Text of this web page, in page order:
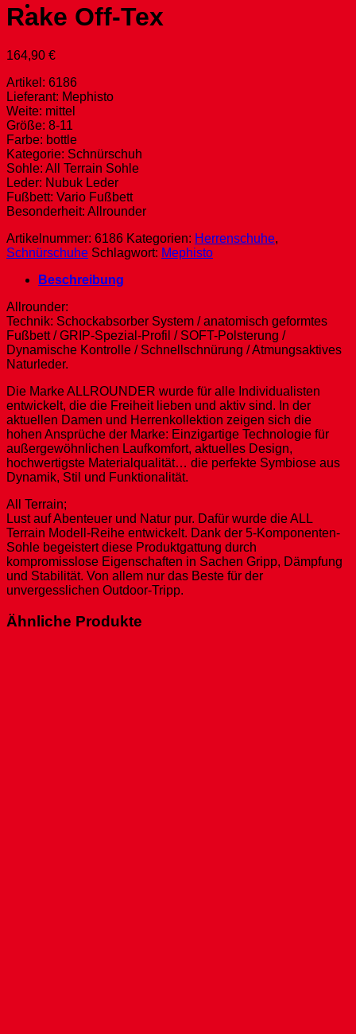
Rake Off-Tex
164,90 €
Artikel: 6186
Lieferant: Mephisto
Weite: mittel
Größe: 8-11
Farbe: bottle
Kategorie: Schnürschuh
Sohle: All Terrain Sohle
Leder: Nubuk Leder
Fußbett: Vario Fußbett
Besonderheit: Allrounder
Artikelnummer: 6186 Kategorien: Herrenschuhe,
Schnürschuhe Schlagwort: Mephisto
Beschreibung
Allrounder:
Technik: Schockabsorber System / anatomisch geformtes
Fußbett / GRIP-Spezial-Profil / SOFT-Polsterung /
Dynamische Kontrolle / Schnellschnürung / Atmungsaktives
Naturleder.
Die Marke ALLROUNDER wurde für alle Individualisten
entwickelt, die die Freiheit lieben und aktiv sind. In der
aktuellen Damen und Herrenkollektion zeigen sich die
hohen Ansprüche der Marke: Einzigartige Technologie für
außergewöhnlichen Laufkomfort, aktuelles Design,
hochwertigste Materialqualität… die perfekte Symbiose aus
Dynamik, Stil und Funktionalität.
All Terrain;
Lust auf Abenteuer und Natur pur. Dafür wurde die ALL
Terrain Modell-Reihe entwickelt. Dank der 5-Komponenten-
Sohle begeistert diese Produktgattung durch
kompromisslose Eigenschaften in Sachen Gripp, Dämpfung
und Stabilität. Von allem nur das Beste für der
unvergesslichen Outdoor-Tripp.
Ähnliche Produkte